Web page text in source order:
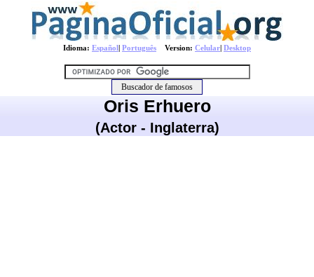
Idioma: Español| Português Version: Celular| Desktop
Oris Erhuero
(Actor - Inglaterra)